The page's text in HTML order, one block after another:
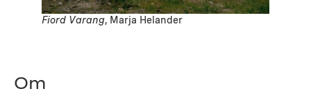
Fiord Varang, Marja Helander
Om